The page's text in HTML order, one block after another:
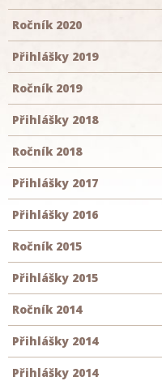
Ročník 2020
Přihlášky 2019
Ročník 2019
Přihlášky 2018
Ročník 2018
Přihlášky 2017
Přihlášky 2016
Ročník 2015
Přihlášky 2015
Ročník 2014
Přihlášky 2014
Přihlášky 2014